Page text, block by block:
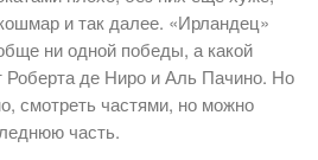
и так далее. «Ирландец»
ни одной победы, а какой
Роберта де Ниро и Аль Пачино. Но
смотреть частями, но можно
часть.